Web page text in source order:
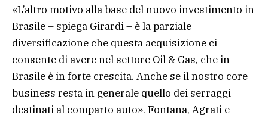
«L’altro motivo alla base del nuovo investimento in
Brasile – spiega Girardi – è la parziale
diversificazione che questa acquisizione ci
consente di avere nel settore Oil & Gas, che in
Brasile è in forte crescita. Anche se il nostro core
business resta in generale quello dei serraggi
destinati al comparto auto». Fontana, Agrati e